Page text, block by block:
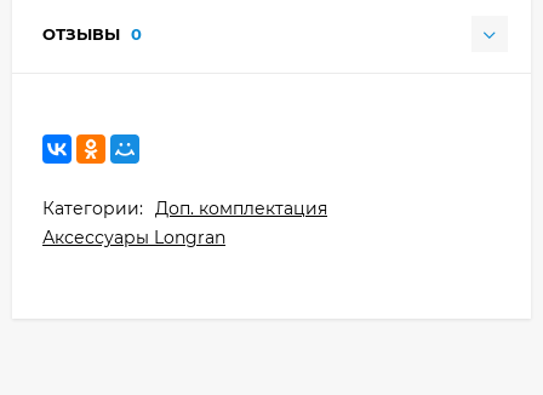
ОТЗЫВЫ 0
Категории: Доп. комплектация
Аксессуары Longran